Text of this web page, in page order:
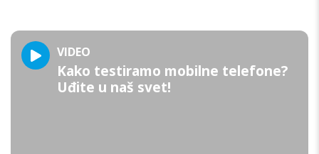
VIDEO
Kako testiramo mobilne telefone?
Uđite u naš svet!